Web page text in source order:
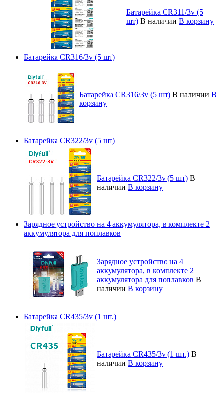
Батарейка CR311/3v (5
шт) В наличии В корзину
Батарейка CR316/3v (5 шт)
Батарейка CR316/3v (5 шт) В наличии В
корзину
Батарейка CR322/3v (5 шт)
Батарейка CR322/3v (5 шт) В
наличии В корзину
Зарядное устройство на 4 аккумулятора, в комплекте 2
аккумулятора для поплавков
Зарядное устройство на 4
аккумулятора, в комплекте 2
аккумулятора для поплавков В
наличии В корзину
Батарейка CR435/3v (1 шт.)
Батарейка CR435/3v (1 шт.) В
наличии В корзину